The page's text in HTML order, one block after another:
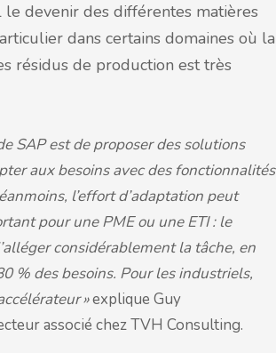
devenir des différentes matières
dans certains domaines où la
résidus de production est très
SAP est de proposer des solutions
aux besoins avec des fonctionnalités
l’effort d’adaptation peut
pour une PME ou une ETI : le
considérablement la tâche, en
% des besoins. Pour les industriels,
»explique Guy
associé chez TVH Consulting.